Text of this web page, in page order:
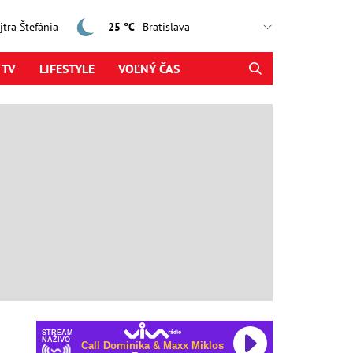
Štefánia 25 °C
LIFESTYLE VOĽNÝ ČAS
STREAM
NAŽIVO
Call Dominika & Maxx Miklos